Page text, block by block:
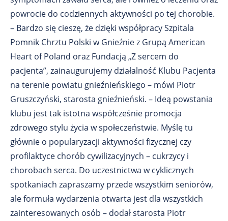
powrocie do codziennych aktywności po tej chorobie.
– Bardzo się cieszę, że dzięki współpracy Szpitala
Pomnik Chrztu Polski w Gnieźnie z Grupą American
Heart of Poland oraz Fundacją „Z sercem do
pacjenta”, zainaugurujemy działalność Klubu Pacjenta
na terenie powiatu gnieźnieńskiego – mówi Piotr
Gruszczyński, starosta gnieźnieński. – Ideą powstania
klubu jest tak istotna współcześnie promocja
zdrowego stylu życia w społeczeństwie. Myślę tu
głównie o popularyzacji aktywności fizycznej czy
profilaktyce chorób cywilizacyjnych – cukrzycy i
chorobach serca. Do uczestnictwa w cyklicznych
spotkaniach zapraszamy przede wszystkim seniorów,
ale formuła wydarzenia otwarta jest dla wszystkich
zainteresowanych osób – dodał starosta Piotr